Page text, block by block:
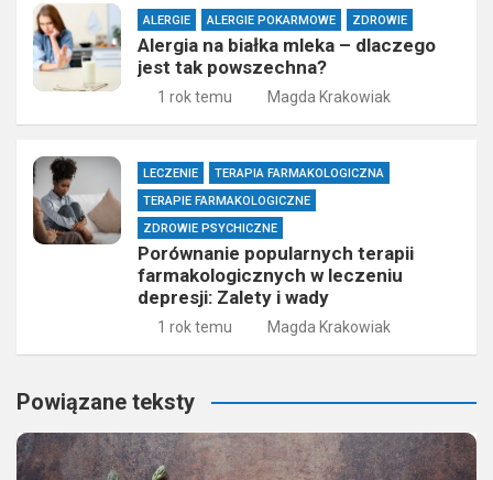
ALERGIE ALERGIE POKARMOWE ZDROWIE
Alergia na białka mleka – dlaczego
jest tak powszechna?
1 rok temu Magda Krakowiak
LECZENIE
TERAPIA FARMAKOLOGICZNA
TERAPIE FARMAKOLOGICZNE
ZDROWIE PSYCHICZNE
Porównanie popularnych terapii
farmakologicznych w leczeniu
depresji: Zalety i wady
1 rok temu Magda Krakowiak
Powiązane teksty